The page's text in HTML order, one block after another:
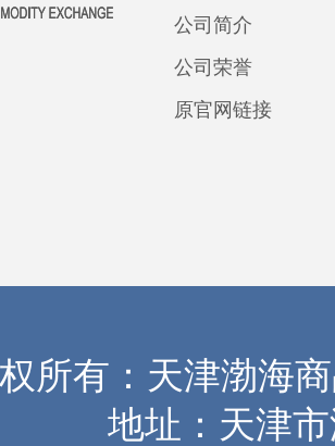
公司简介
公司荣誉
原官网链接
所有：天津渤海
地址：天津